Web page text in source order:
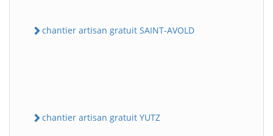
chantier artisan gratuit SAINT-AVOLD
chantier artisan gratuit YUTZ